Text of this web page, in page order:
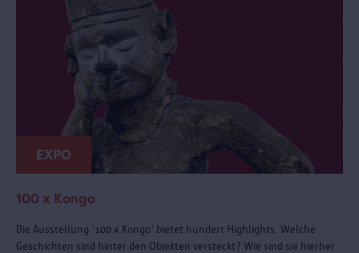
EXPO
100 x Kongo
Die Ausstellung '100 x Kongo' bietet hundert Highlights. Welche
Geschichten sind hinter den Objekten versteckt? Wie sind sie hierher